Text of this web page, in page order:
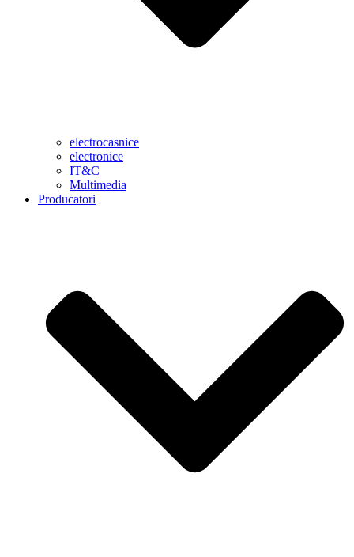
electrocasnice
electronice
IT&C
Multimedia
Producatori